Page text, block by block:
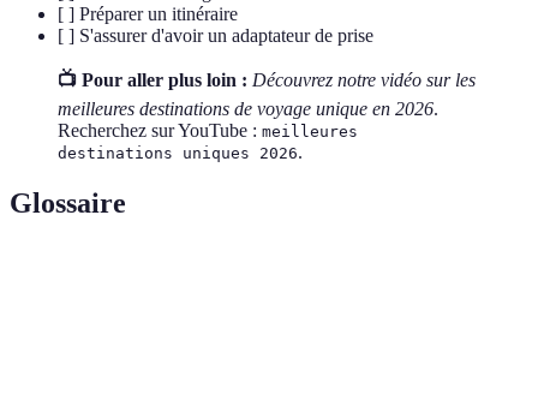
[ ] Préparer un itinéraire
[ ] S'assurer d'avoir un adaptateur de prise
📺 Pour aller plus loin : Découvrez notre vidéo sur les
meilleures destinations de voyage unique en 2026.
Recherchez sur YouTube : meilleures
destinations uniques 2026.
Glossaire